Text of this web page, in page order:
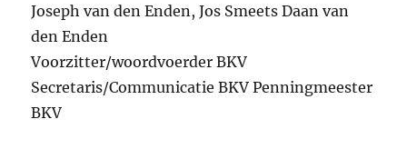
Joseph van den Enden, Jos Smeets Daan van
den Enden
Voorzitter/woordvoerder BKV
Secretaris/Communicatie BKV Penningmeester
BKV